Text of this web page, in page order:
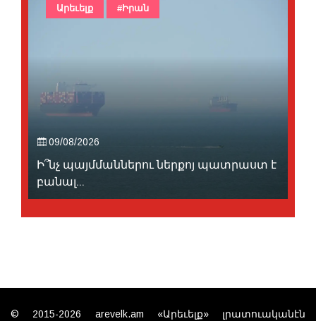
09/08/2026
Ի՞նչ պայմմաններու ներքոյ պատրաստ է
բանալ...
Արեւելք #Իրան
© 2015-2026 arevelk.am «Արեւելք» լրատուականէն